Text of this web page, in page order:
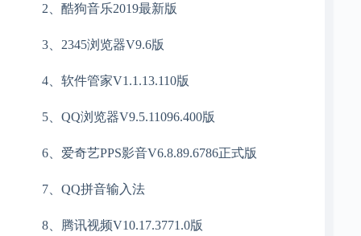
2、酷狗音乐2019最新版
3、2345浏览器V9.6版
4、软件管家V1.1.13.110版
5、QQ浏览器V9.5.11096.400版
6、爱奇艺PPS影音V6.8.89.6786正式版
7、QQ拼音输入法
8、腾讯视频V10.17.3771.0版